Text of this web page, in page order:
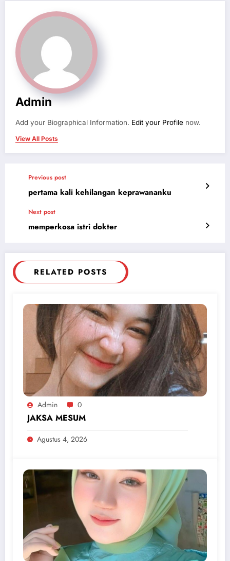
Admin
Add your Biographical Information. Edit your Profile now.
View All Posts
Previous post
pertama kali kehilangan keprawananku
Next post
memperkosa istri dokter
RELATED POSTS
Admin 0
JAKSA MESUM
Agustus 4, 2026